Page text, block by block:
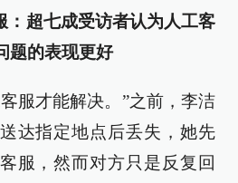
：超七成受访者认为人工客
题的表现更好
服才能解决。”之前，李洁
达指定地点后丢失，她先
服，然而对方只是反复回